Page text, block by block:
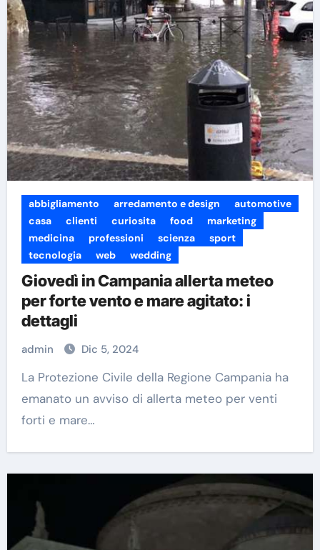
abbigliamento arredamento e design
automotive
casa
clienti curiosita food
marketing
medicina
professioni scienza
sport
tecnologia
web wedding
Giovedì in Campania allerta meteo
per forte vento e mare agitato: i
dettagli
admin Dic 5, 2024
La Protezione Civile della Regione Campania ha
emanato un avviso di allerta meteo per venti
forti e mare…